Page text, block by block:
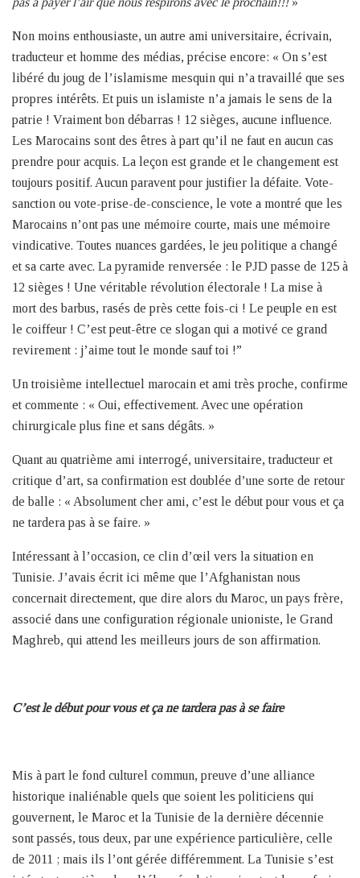
Non moins enthousiaste, un autre ami universitaire, écrivain,
traducteur et homme des médias, précise encore: « On s’est
libéré du joug de l’islamisme mesquin qui n’a travaillé que ses
propres intérêts. Et puis un islamiste n’a jamais le sens de la
patrie ! Vraiment bon débarras ! 12 sièges, aucune influence.
Les Marocains sont des êtres à part qu’il ne faut en aucun cas
prendre pour acquis. La leçon est grande et le changement est
toujours positif. Aucun paravent pour justifier la défaite. Vote-
sanction ou vote-prise-de-conscience, le vote a montré que les
Marocains n’ont pas une mémoire courte, mais une mémoire
vindicative. Toutes nuances gardées, le jeu politique a changé
et sa carte avec. La pyramide renversée : le PJD passe de 125 à
12 sièges ! Une véritable révolution électorale ! La mise à
mort des barbus, rasés de près cette fois-ci ! Le peuple en est
le coiffeur ! C’est peut-être ce slogan qui a motivé ce grand
revirement : j’aime tout le monde sauf toi !”
Un troisième intellectuel marocain et ami très proche, confirme
et commente : « Oui, effectivement. Avec une opération
chirurgicale plus fine et sans dégâts. »
Quant au quatrième ami interrogé, universitaire, traducteur et
critique d’art, sa confirmation est doublée d’une sorte de retour
de balle : « Absolument cher ami, c’est le début pour vous et ça
ne tardera pas à se faire. »
Intéressant à l’occasion, ce clin d’œil vers la situation en
Tunisie. J’avais écrit ici même que l’Afghanistan nous
concernait directement, que dire alors du Maroc, un pays frère,
associé dans une configuration régionale unioniste, le Grand
Maghreb, qui attend les meilleurs jours de son affirmation.
C’est le début pour vous et ça ne tardera pas à se faire
Mis à part le fond culturel commun, preuve d’une alliance
historique inaliénable quels que soient les politiciens qui
gouvernent, le Maroc et la Tunisie de la dernière décennie
sont passés, tous deux, par une expérience particulière, celle
de 2011 ; mais ils l’ont gérée différemment. La Tunisie s’est